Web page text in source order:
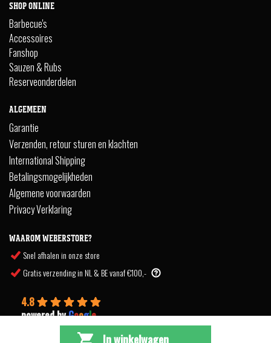
In winkelwagen
SHOP ONLINE
Barbecue's
Accessoires
Fanshop
Sauzen & Rubs
Reserveonderdelen
ALGEMEEN
Garantie
Verzenden, retour sturen en klachten
International Shipping
Betalingsmogelijkheden
Algemene voorwaarden
Privacy Verklaring
WAAROM WEBERSTORE?
Snel afhalen in onze store
Gratis verzending in NL & BE vanaf €100,-
4.8
powered byGoogle